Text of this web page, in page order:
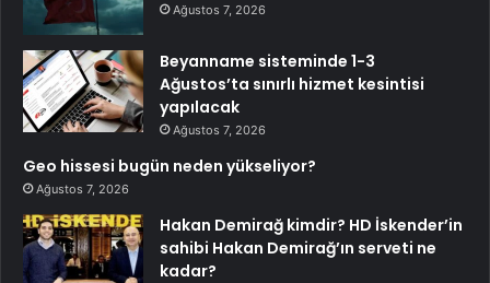
Ağustos 7, 2026
Beyanname sisteminde 1-3
Ağustos’ta sınırlı hizmet kesintisi
yapılacak
Ağustos 7, 2026
Geo hissesi bugün neden yükseliyor?
Ağustos 7, 2026
Hakan Demirağ kimdir? HD İskender’in
sahibi Hakan Demirağ’ın serveti ne
kadar?